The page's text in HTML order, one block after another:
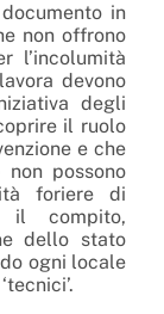
in
non offrono
l’incolumità
devono
degli
il ruolo
e che
possono
foriere di
il compito,
dello stato
ogni locale